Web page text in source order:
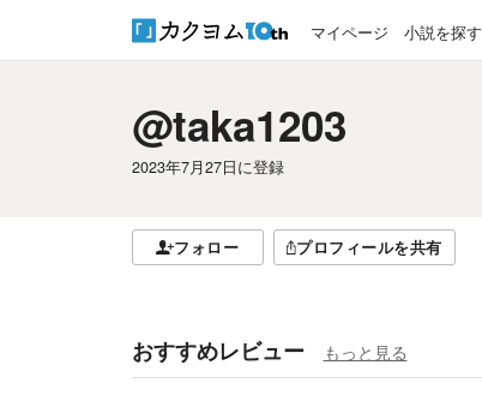
マイページ 小説を探す
@taka1203
2023年7月27日に登録
フォロー プロフィールを共有
おすすめレビュー もっと見る